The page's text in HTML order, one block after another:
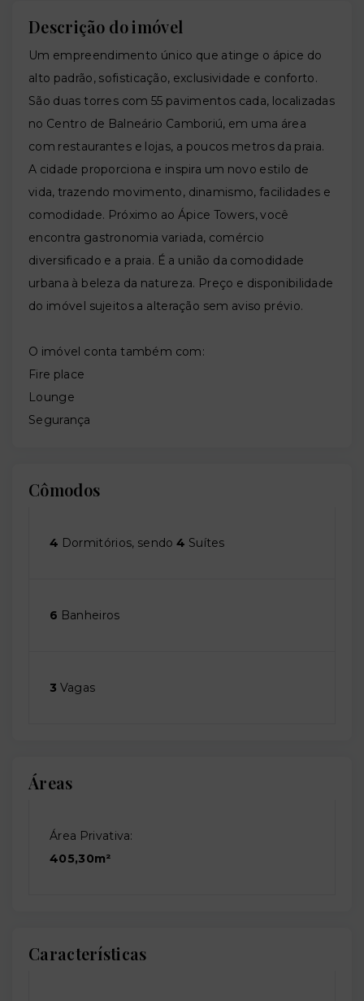
Descrição do imóvel
Um empreendimento único que atinge o ápice do
alto padrão, sofisticação, exclusividade e conforto.
São duas torres com 55 pavimentos cada, localizadas
no Centro de Balneário Camboriú, em uma área
com restaurantes e lojas, a poucos metros da praia.
A cidade proporciona e inspira um novo estilo de
vida, trazendo movimento, dinamismo, facilidades e
comodidade. Próximo ao Ápice Towers, você
encontra gastronomia variada, comércio
diversificado e a praia. É a união da comodidade
urbana à beleza da natureza. Preço e disponibilidade
do imóvel sujeitos a alteração sem aviso prévio.
O imóvel conta também com:
Fire place
Lounge
Segurança
Cômodos
4 Dormitórios, sendo4 Suítes
6 Banheiros
3 Vagas
Áreas
Área Privativa:
405,30m²
Características